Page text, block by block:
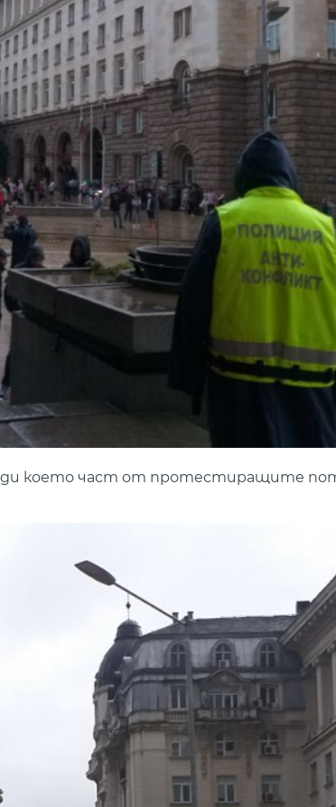
което част от протестиращите